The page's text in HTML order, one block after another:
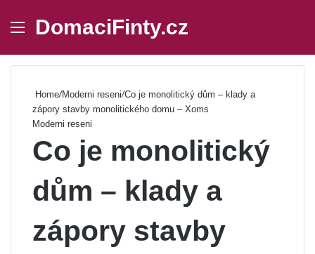
Menu
DomaciFinty.cz
Home/Moderni reseni/Co je monolitický dům – klady a
zápory stavby monolitického domu – Xoms
Moderni reseni
Co je monolitický
dům – klady a
zápory stavby